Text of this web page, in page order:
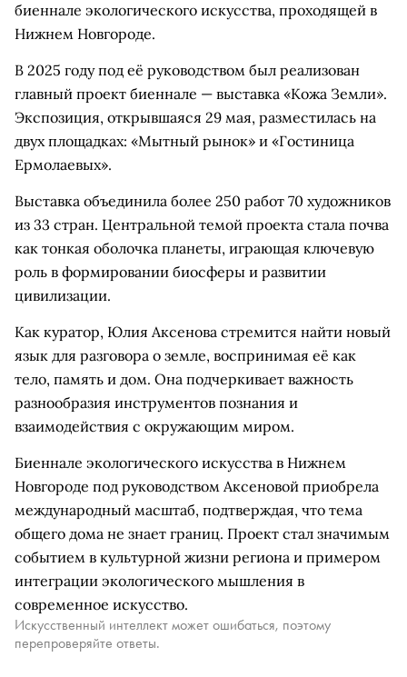
биеннале экологического искусства, проходящей в
Нижнем Новгороде.
В 2025 году под её руководством был реализован
главный проект биеннале — выставка «Кожа Земли».
Экспозиция, открывшаяся 29 мая, разместилась на
двух площадках: «Мытный рынок» и «Гостиница
Ермолаевых».
Выставка объединила более 250 работ 70 художников
из 33 стран. Центральной темой проекта стала почва
как тонкая оболочка планеты, играющая ключевую
роль в формировании биосферы и развитии
цивилизации.
Как куратор, Юлия Аксенова стремится найти новый
язык для разговора о земле, воспринимая её как
тело, память и дом. Она подчеркивает важность
разнообразия инструментов познания и
взаимодействия с окружающим миром.
Биеннале экологического искусства в Нижнем
Новгороде под руководством Аксеновой приобрела
международный масштаб, подтверждая, что тема
общего дома не знает границ. Проект стал значимым
событием в культурной жизни региона и примером
интеграции экологического мышления в
современное искусство.
Искусственный интеллект может ошибаться, поэтому
перепроверяйте ответы.